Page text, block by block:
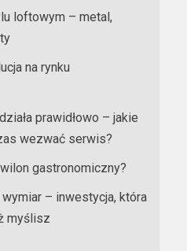
loftowym – metal,
na rynku
prawidłowo – jakie
wezwać serwis?
gastronomiczny?
– inwestycja, która
myślisz